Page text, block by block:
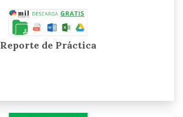
Reporte de Práctica